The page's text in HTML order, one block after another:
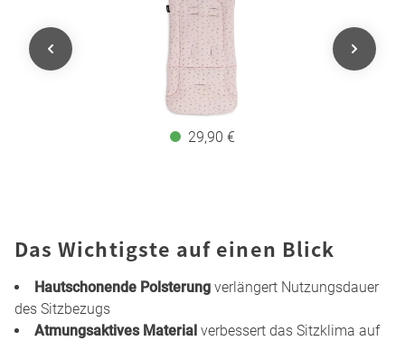
29,90 €
Das Wichtigste auf einen Blick
Hautschonende Polsterung verlängert Nutzungsdauer
des Sitzbezugs
Atmungsaktives Material verbessert das Sitzklima auf